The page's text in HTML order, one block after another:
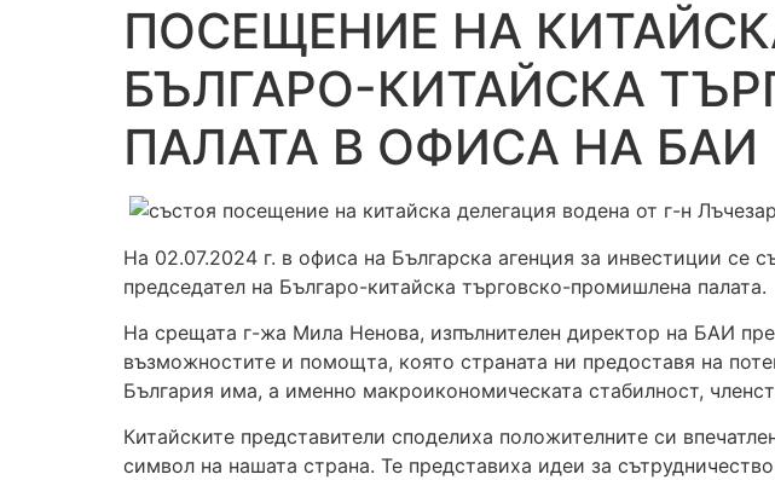
ПОСЕЩЕНИЕ НА
БЪЛГАРО-КИТАЙСКА
ПАЛАТА В ОФИСА НА БАИ
На 02.07.2024 г. в офиса на Българска агенция за инвестиции се
председател на Българо-китайска търговско-промишлена палата.
На срещата г-жа Мила Ненова, изпълнителен директор на БАИ
възможностите и помощта, която страната ни предоставя на
България има, а именно макроикономическата стабилност,
Китайските представители споделиха положителните си
символ на нашата страна. Те представиха идеи за